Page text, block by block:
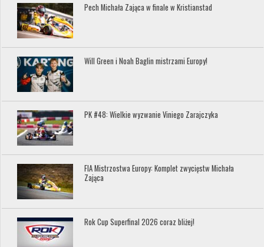
Pech Michała Zająca w finale w Kristianstad
Will Green i Noah Baglin mistrzami Europy!
PK #48: Wielkie wyzwanie Viniego Zarajczyka
FIA Mistrzostwa Europy: Komplet zwycięstw Michała
Zająca
Rok Cup Superfinal 2026 coraz bliżej!